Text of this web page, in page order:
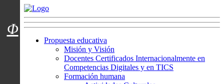
Menú usuarios
Propuesta educativa
Misión y Visión
Docentes Certificados Internacionalmente en
Competencias Digitales y en TICS
Formación humana
Φ